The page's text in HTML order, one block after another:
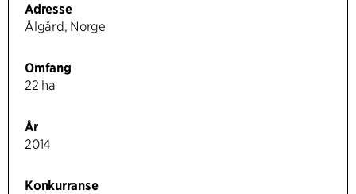
Adresse
Ålgård, Norge
Omfang
22 ha
År
2014
Konkurranse